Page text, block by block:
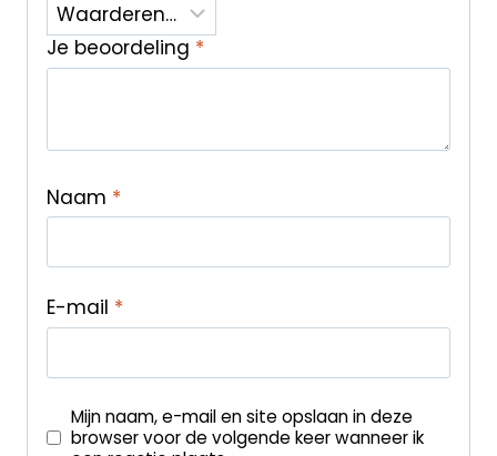
Je beoordeling *
Naam *
E-mail *
Mijn naam, e-mail en site opslaan in deze
browser voor de volgende keer wanneer ik